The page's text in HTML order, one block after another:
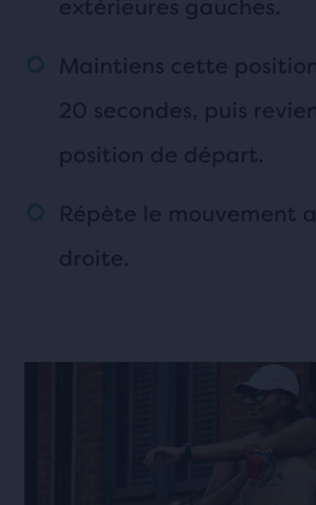
extérieures gauches.
Maintiens cette
20 secondes, puis
position de départ.
Répète le mouvement
droite.